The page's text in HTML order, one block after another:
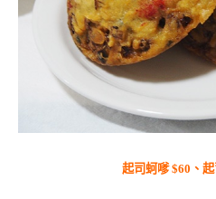
起司蚵嗲 $60、